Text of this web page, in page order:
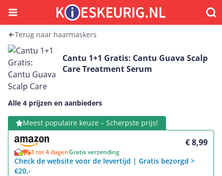
Menu
Terug naar haarmaskers
Cantu 1+1 Gratis: Cantu Guava Scalp
Care Treatment Serum
Alle 4 prijzen en aanbieders
Meest populaire keuze – Scherpste prijs!
€ 8,99
3 tot 4 dagenGratis verzending
Check de website voor de levertijd | Gratis bezorgd >
€20,-
Bekijk product